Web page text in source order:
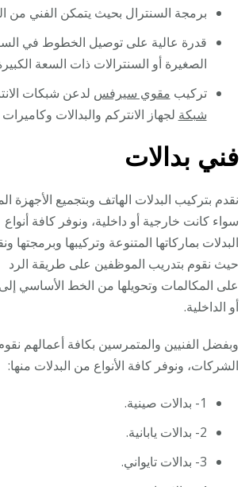
برمجة السنترال بحيث يتمكن الفني من
قدرة عالية على توصيل الخطوط في
الصغيرة أو السنترالات ذات السعة
تركيب مقوي سيرفس لدعن شبكات
شبكة لجهاز الانتركم والبدالات
فني بدالات
نقدم بتركيب البدلات الهاتف وبتجميع الأجهزة
سواء كانت خارجية أو داخلية، ونوفر كافة أنواع
البدلات بماركاتها المتنوعة وتركيبها وبرمجتها
حيث نقوم بتدريب الموظفين على طريقة الرد
على المكالمات وتحويلها من الخط الأساسي
أو الداخلية.
الشركات، ونوفر كافة الأنواع من البدلات منها:
1- بدالات صينية.
2- بدالات يابانية.
3- بدالات تايواني.